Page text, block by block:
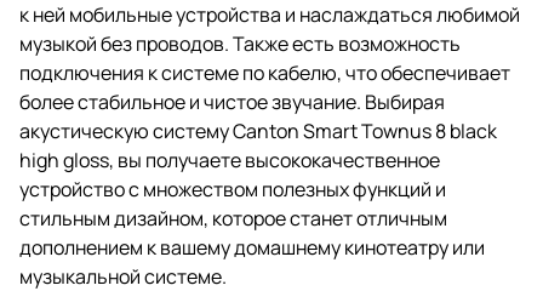
к ней мобильные устройства и наслаждаться любимой
музыкой без проводов. Также есть возможность
подключения к системе по кабелю, что обеспечивает
более стабильное и чистое звучание. Выбирая
акустическую систему Canton Smart Townus 8 black
high gloss, вы получаете высококачественное
устройство с множеством полезных функций и
стильным дизайном, которое станет отличным
дополнением к вашему домашнему кинотеатру или
музыкальной системе.